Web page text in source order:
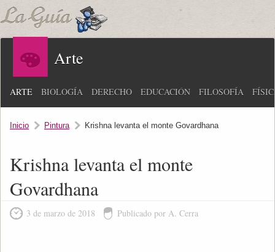
Arte
ARTE BIOLOGÍA DERECHO EDUCACIÓN FILOSOFÍA
Inicio Pintura Krishna levanta el monte Govardhana
Krishna levanta el monte
Govardhana
3 de marzo de 2018 Publicado por A. Cerra